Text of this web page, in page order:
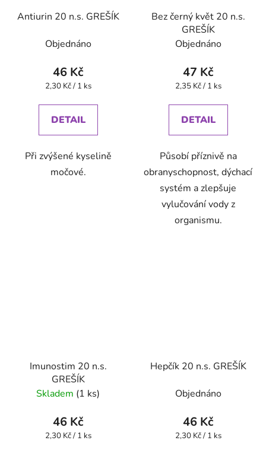
Antiurin 20 n.s. GREŠÍK
Objednáno
46 Kč
Měrná
2,30 Kč / 1 ks
DETAIL
Při zvýšené kyselině
močové.
Bez černý květ 20 n.s.
GREŠÍK
Objednáno
47 Kč
Měrná
2,35 Kč / 1 ks
DETAIL
Působí příznivě na
obranyschopnost, dýchací
systém a zlepšuje
vylučování vody z
organismu.
Imunostim 20 n.s.
GREŠÍK
Skladem (1 ks)
46 Kč
Měrná
2,30 Kč / 1 ks
Hepčík 20 n.s. GREŠÍK
Objednáno
46 Kč
Měrná
2,30 Kč / 1 ks